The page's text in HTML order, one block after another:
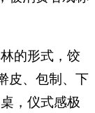
的形式，饺
皮、包制、下
，仪式感极